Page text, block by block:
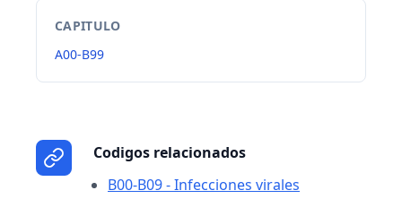
CAPITULO
A00-B99
Codigos relacionados
B00-B09 - Infecciones virales